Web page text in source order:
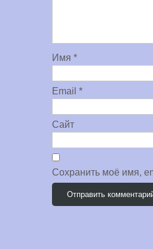
Имя *
Email *
Сайт
Сохранить моё имя,